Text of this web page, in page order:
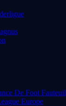
De Foot Fauteuil
Europe